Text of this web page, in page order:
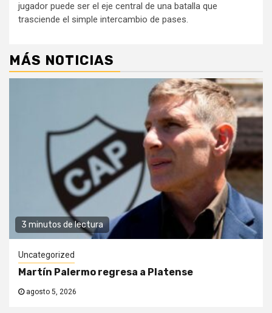
jugador puede ser el eje central de una batalla que
trasciende el simple intercambio de pases.
MÁS NOTICIAS
3 minutos de lectura
Uncategorized
Martín Palermo regresa a Platense
agosto 5, 2026